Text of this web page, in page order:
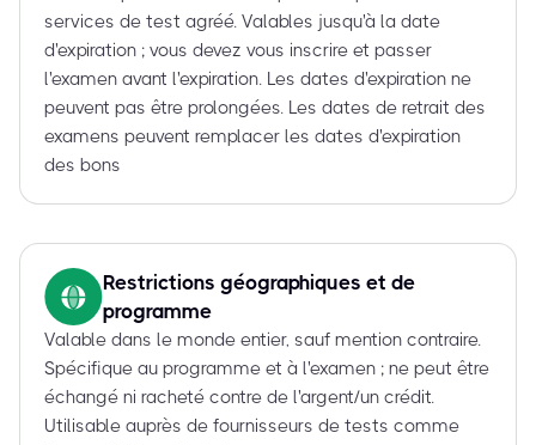
services de test agréé. Valables jusqu'à la date
d'expiration ; vous devez vous inscrire et passer
l'examen avant l'expiration. Les dates d'expiration ne
peuvent pas être prolongées. Les dates de retrait des
examens peuvent remplacer les dates d'expiration
des bons
Restrictions géographiques et de
programme
Valable dans le monde entier, sauf mention contraire.
Spécifique au programme et à l'examen ; ne peut être
échangé ni racheté contre de l'argent/un crédit.
Utilisable auprès de fournisseurs de tests comme